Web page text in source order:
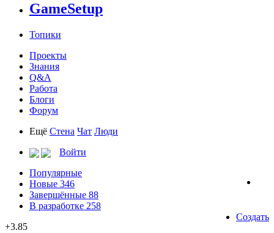
GameSetup
Топики
Проекты
Знания
Q&A
Работа
Блоги
Форум
Ещё Стена Чат Люди
Войти
Популярные
Новые 346
Завершённые 88
В разработке 258
Создать
+3.85